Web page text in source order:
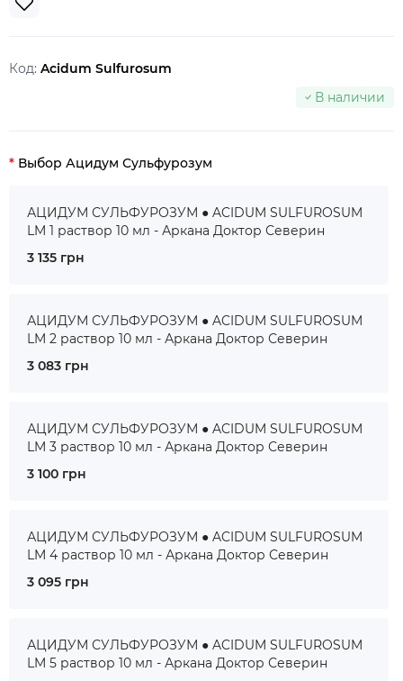
Код: Acidum Sulfurosum
В наличии
Выбор Ацидум Сульфурозум
АЦИДУМ СУЛЬФУРОЗУМ ● ACIDUM SULFUROSUM
LM 1 раствор 10 мл - Аркана Доктор Северин
3 135 грн
АЦИДУМ СУЛЬФУРОЗУМ ● ACIDUM SULFUROSUM
LM 2 раствор 10 мл - Аркана Доктор Северин
3 083 грн
АЦИДУМ СУЛЬФУРОЗУМ ● ACIDUM SULFUROSUM
LM 3 раствор 10 мл - Аркана Доктор Северин
3 100 грн
АЦИДУМ СУЛЬФУРОЗУМ ● ACIDUM SULFUROSUM
LM 4 раствор 10 мл - Аркана Доктор Северин
3 095 грн
АЦИДУМ СУЛЬФУРОЗУМ ● ACIDUM SULFUROSUM
LM 5 раствор 10 мл - Аркана Доктор Северин